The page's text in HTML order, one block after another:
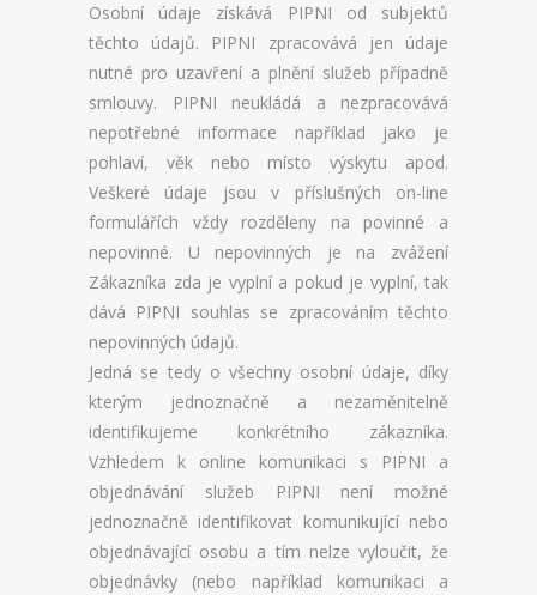
Osobní údaje získává PIPNI od subjektů
těchto údajů. PIPNI zpracovává jen údaje
nutné pro uzavření a plnění služeb případně
smlouvy. PIPNI neukládá a nezpracovává
nepotřebné informace například jako je
pohlaví, věk nebo místo výskytu apod.
Veškeré údaje jsou v příslušných on-line
formulářích vždy rozděleny na povinné a
nepovinné. U nepovinných je na zvážení
Zákazníka zda je vyplní a pokud je vyplní, tak
dává PIPNI souhlas se zpracováním těchto
nepovinných údajů.
Jedná se tedy o všechny osobní údaje, díky
kterým jednoznačně a nezaměnitelně
identifikujeme konkrétního zákazníka.
Vzhledem k online komunikaci s PIPNI a
objednávání služeb PIPNI není možné
jednoznačně identifikovat komunikující nebo
objednávající osobu a tím nelze vyloučit, že
objednávky (nebo například komunikaci a